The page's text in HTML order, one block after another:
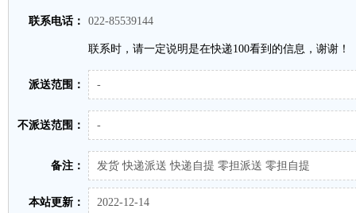
联系电话： 022-85539144
联系时，请一定说明是在快递100看到的信息，谢谢！
派送范围： -
不派送范围： -
备注： 发货 快递派送 快递自提 零担派送 零担自提
本站更新： 2022-12-14